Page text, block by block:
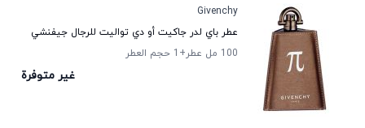
Givenchy
عطر باي لدر جاكيت أو دي تواليت للرجال جيفنشي
100 مل عطر
+1 حجم العطر
غير متوفرة